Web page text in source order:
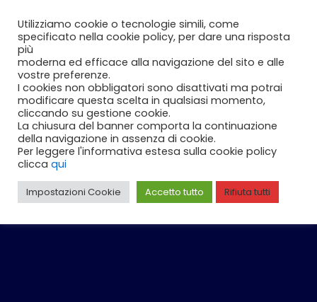
contenuto
Utilizziamo cookie o tecnologie simili, come
specificato nella cookie policy, per dare una risposta
più
moderna ed efficace alla navigazione del sito e alle
vostre preferenze.
I cookies non obbligatori sono disattivati ma potrai
modificare questa scelta in qualsiasi momento,
cliccando su gestione cookie.
La chiusura del banner comporta la continuazione
della navigazione in assenza di cookie.
Per leggere l'informativa estesa sulla cookie policy
clicca qui
Impostazioni Cookie Accetto tutto Rifiuta tutti